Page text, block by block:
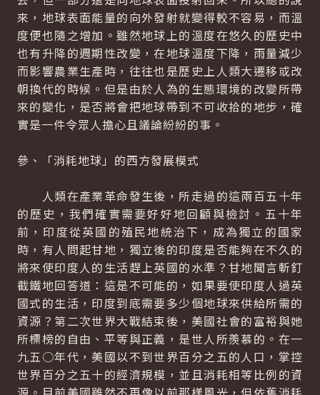
來，地球表面能量的向外發射就變得較不容易，而溫
度便也隨之增加。雖然地球上的溫度在悠久的歷史中
也有升降的週期性改變，在地球溫度下降，雨量減少
而影響農業生產時，往往也是歷史上人類大遷移或改
朝換代的時候。但是由於人為的生態環境的改變所帶
來的變化，是否將會把地球帶到不可收拾的地步，確
實是一件令眾人擔心且議論紛紛的事。
參、「消耗地球」的西方發展模式
人類在產業革命發生後，所走過的這兩百五十年
的歷史，我們確實需要好好地回顧與檢討。五十年
前，印度從英國的殖民地統治下，成為獨立的國家
時，有人問起甘地，獨立後的印度是否能夠在不久的
將來使印度人的生活趕上英國的水準？甘地聞言斬釘
截鐵地回答道：這是不可能的，如果要使印度人過英
國式的生活，印度到底需要多少個地球來供給所需的
資源？第二次世界大戰結束後，美國社會的富裕與她
所標榜的自由、平等與正義，是世人所羨慕的。在一
九五○年代，美國以不到世界百分之五的人口，掌控
世界百分之五十的經濟規模，並且消耗相等比例的資